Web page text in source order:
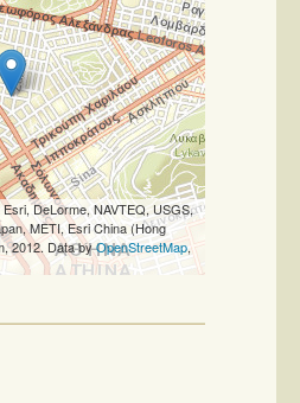
DeLorme, NAVTEQ, USGS,
METI, Esri China (Hong
2012. Data byOpenStreetMap,